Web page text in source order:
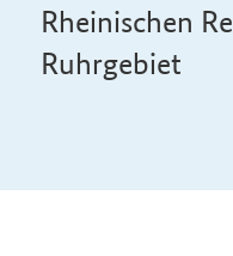
Rheinischen
Ruhrgebiet